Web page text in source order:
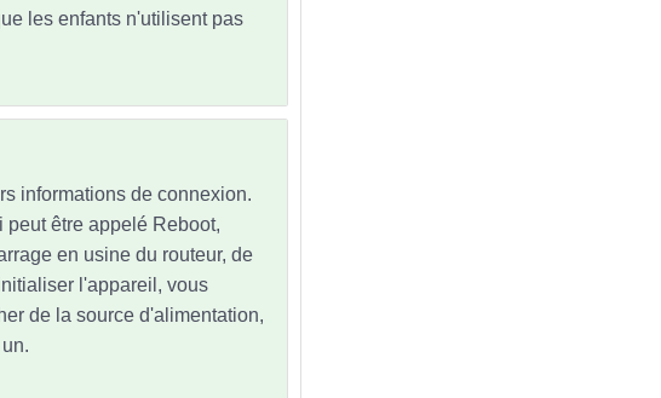
les enfants n'utilisent pas
informations de connexion.
peut être appelé Reboot,
en usine du routeur, de
l'appareil, vous
de la source d'alimentation,